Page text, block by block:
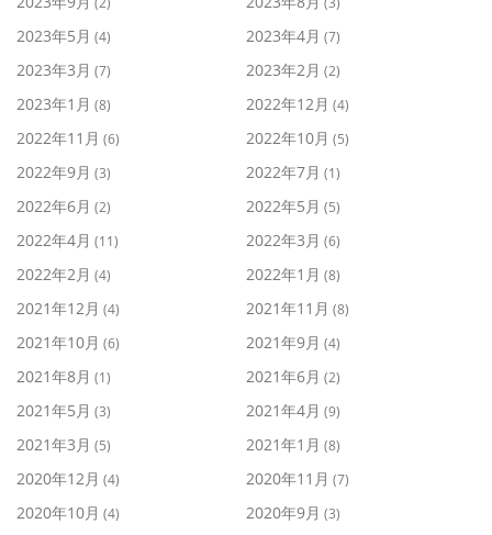
2023年5月 (4) 2023年4月 (7)
2023年3月 (7) 2023年2月 (2)
2023年1月 (8) 2022年12月 (4)
2022年11月 (6) 2022年10月 (5)
2022年9月 (3) 2022年7月 (1)
2022年6月 (2) 2022年5月 (5)
2022年4月 (11) 2022年3月 (6)
2022年2月 (4) 2022年1月 (8)
2021年12月 (4) 2021年11月 (8)
2021年10月 (6) 2021年9月 (4)
2021年8月 (1) 2021年6月 (2)
2021年5月 (3) 2021年4月 (9)
2021年3月 (5) 2021年1月 (8)
2020年12月 (4) 2020年11月 (7)
2020年10月 (4) 2020年9月 (3)